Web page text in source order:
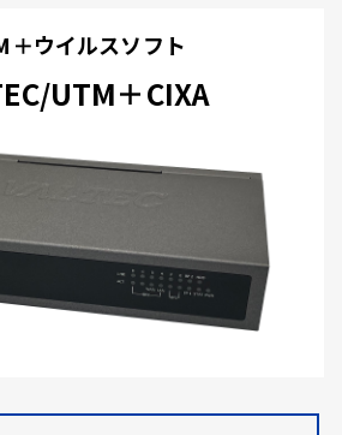
＋ウイルスソフト
UTM＋CIXA